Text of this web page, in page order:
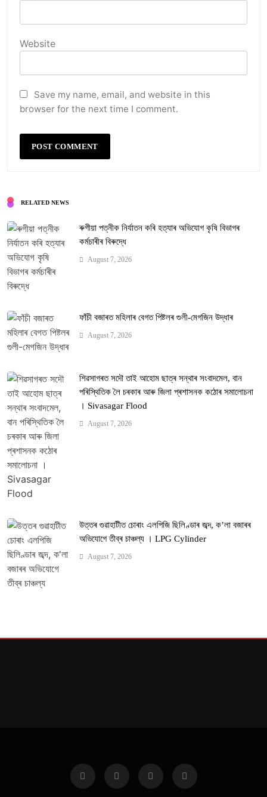
Website
Save my name, email, and website in this
browser for the next time I comment.
RELATED NEWS
ৰুগীয়া পত্নীক নিৰ্যাতন কৰি হত্যাৰ অভিযোগ কৃষি বিভাগৰ
কৰ্মচাৰীৰ বিৰুদ্ধে
August 7, 2026
ফাঁচী বজাৰত মহিলাৰ বেগত পিষ্টলৰ গুলী-মেগজিন উদ্ধাৰ
August 7, 2026
শিৱসাগৰত সদৌ তাই আহোম ছাত্ৰ সন্থাৰ সংবাদমেল, বান
পৰিস্থিতিক লৈ চৰকাৰ আৰু জিলা প্ৰশাসনক কঠোৰ সমালোচনা
। Sivasagar Flood
August 7, 2026
উত্তৰ গুৱাহাটীত চোৰাং এলপিজি ছিলিণ্ডাৰ জব্দ, ক’লা বজাৰৰ
অভিযোগে তীব্ৰ চাঞ্চল্য । LPG Cylinder
August 7, 2026